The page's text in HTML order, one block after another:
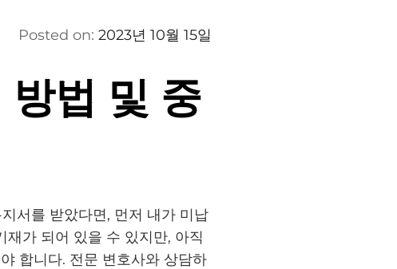
Posted on: 2023년 10월 15일
법 및 중
서를 받았다면, 먼저 내가 미납
가 되어 있을 수 있지만, 아직
합니다. 전문 변호사와 상담하